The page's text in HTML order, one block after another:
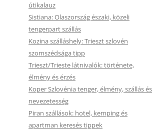
útikalauz
Sistiana: Olaszország északi, közeli
tengerpart szállás
Kozina szálláshely: Trieszt szlovén
szomszédsága tipp
Trieszt/Trieste látnivalók: története,
élmény és érzés
Koper Szlovénia tenger, élmény, szállás és
nevezetesség
Piran szállások: hotel, kemping és
apartman keresés tippek